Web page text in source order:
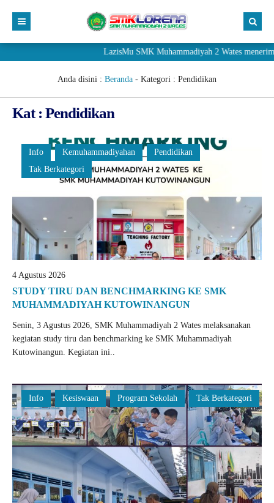
LazisMu SMK Muhammadiyah 2 Wates menerima
Anda disini : Beranda - Kategori : Pendidikan
Kat : Pendidikan
Info Kemuhammadiyahan
Pendidikan
Tak Berkategori
4 Agustus 2026
STUDY TIRU DAN BENCHMARKING KE SMK
MUHAMMADIYAH KUTOWINANGUN
Senin, 3 Agustus 2026, SMK Muhammadiyah 2 Wates melaksanakan
kegiatan study tiru dan benchmarking ke SMK Muhammadiyah
Kutowinangun. Kegiatan ini..
Info Kesiswaan Program Sekolah Tak Berkategori